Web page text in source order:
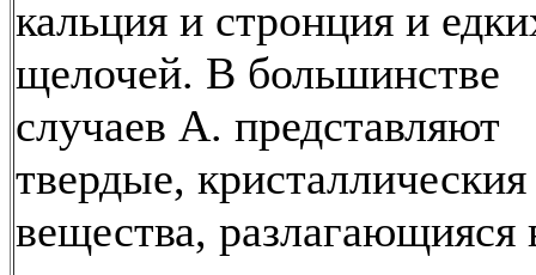
кальция и стронция и
щелочей. В большинстве
случаев А. представляют
твердые, кристаллическия
вещества, разлагающияся